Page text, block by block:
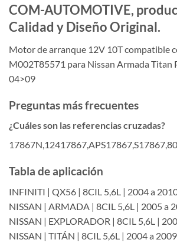
COM-AUTOMOTIVE,
Calidad y Diseño Original.
Motor de arranque 12V 10T compatible
M002T85571 para Nissan Armada Titan
04>09
Preguntas más frecuentes
¿Cuáles son las referencias cruzadas?
Tabla de aplicación
INFINITI | QX56 | 8CIL 5,6L | 2004 a
NISSAN | ARMADA | 8CIL 5,6L | 2005 a
NISSAN | EXPLORADOR | 8CIL 5,6L |
NISSAN | TITÁN | 8CIL 5,6L | 2004 a 2009,